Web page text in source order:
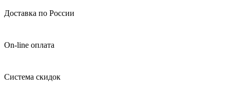
Доставка по России
On-line оплата
Система скидок